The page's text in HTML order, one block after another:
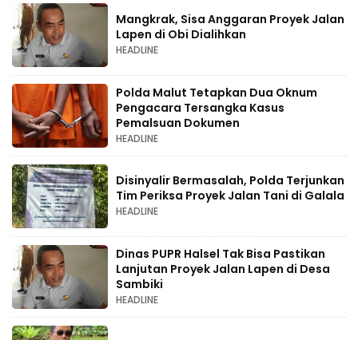
Mangkrak, Sisa Anggaran Proyek Jalan
Lapen di Obi Dialihkan
HEADLINE
Polda Malut Tetapkan Dua Oknum
Pengacara Tersangka Kasus
Pemalsuan Dokumen
HEADLINE
Disinyalir Bermasalah, Polda Terjunkan
Tim Periksa Proyek Jalan Tani di Galala
HEADLINE
Dinas PUPR Halsel Tak Bisa Pastikan
Lanjutan Proyek Jalan Lapen di Desa
Sambiki
HEADLINE